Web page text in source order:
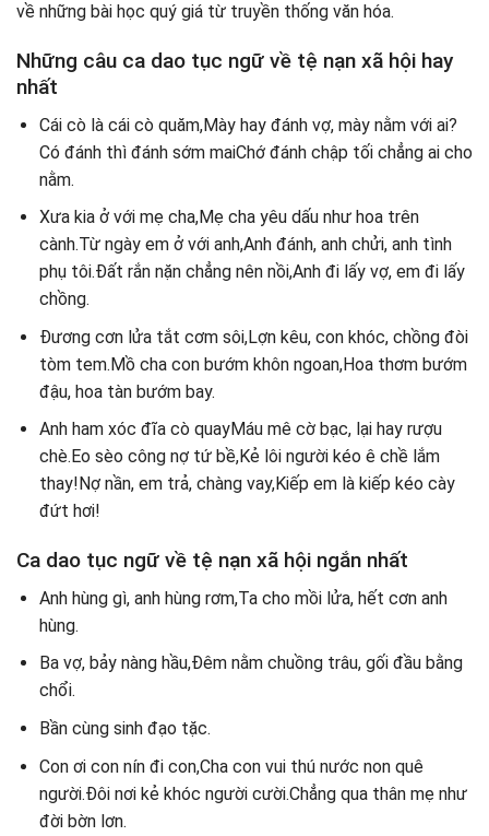
về những bài học quý giá từ truyền thống văn hóa.
Những câu ca dao tục ngữ về tệ nạn xã hội hay
nhất
Cái cò là cái cò quăm,Mày hay đánh vợ, mày nằm với ai?
Có đánh thì đánh sớm maiChớ đánh chập tối chẳng ai cho
nằm.
Xưa kia ở với mẹ cha,Mẹ cha yêu dấu như hoa trên
cành.Từ ngày em ở với anh,Anh đánh, anh chửi, anh tình
phụ tôi.Đất rắn nặn chẳng nên nồi,Anh đi lấy vợ, em đi lấy
chồng.
Đương cơn lửa tắt cơm sôi,Lợn kêu, con khóc, chồng đòi
tòm tem.Mồ cha con bướm khôn ngoan,Hoa thơm bướm
đậu, hoa tàn bướm bay.
Anh ham xóc đĩa cò quayMáu mê cờ bạc, lại hay rượu
chè.Eo sèo công nợ tứ bề,Kẻ lôi người kéo ê chề lắm
thay!Nợ nần, em trả, chàng vay,Kiếp em là kiếp kéo cày
đứt hơi!
Ca dao tục ngữ về tệ nạn xã hội ngắn nhất
Anh hùng gì, anh hùng rơm,Ta cho mồi lửa, hết cơn anh
hùng.
Ba vợ, bảy nàng hầu,Đêm nằm chuồng trâu, gối đầu bằng
chổi.
Bần cùng sinh đạo tặc.
Con ơi con nín đi con,Cha con vui thú nước non quê
người.Đôi nơi kẻ khóc người cười.Chẳng qua thân mẹ như
đời bờn lơn.